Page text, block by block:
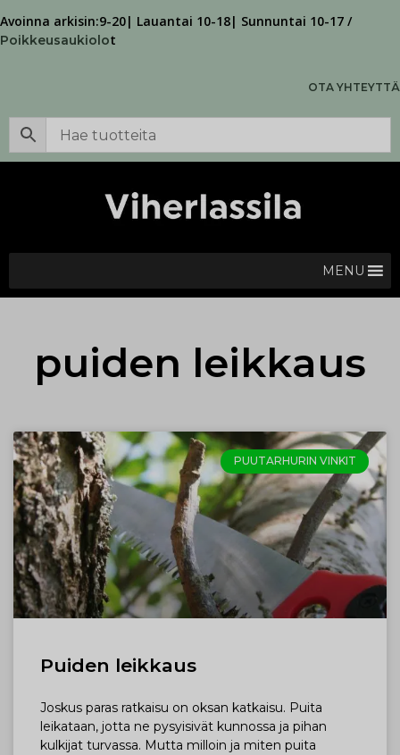
Avoinna arkisin:9-20| Lauantai 10-18| Sunnuntai 10-17 /
Poikkeusaukiolot
OTA YHTEYTTÄ
MENU
puiden leikkaus
PUUTARHURIN VINKIT
Puiden leikkaus
Joskus paras ratkaisu on oksan katkaisu. Puita
leikataan, jotta ne pysyisivät kunnossa ja pihan
kulkijat turvassa. Mutta milloin ja miten puita